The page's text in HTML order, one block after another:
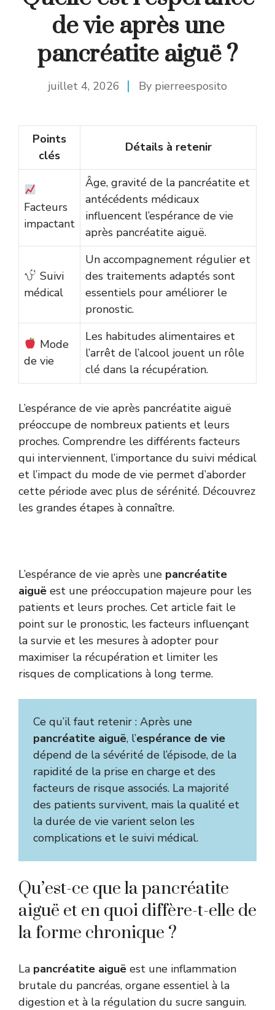
de vie après une
pancréatite aiguë ?
juillet 4, 2026 By pierreesposito
Points
clés
Détails à retenir
Facteurs
impactant
Âge, gravité de la pancréatite et
antécédents médicaux
influencent l’espérance de vie
après pancréatite aiguë.
Suivi
médical
Un accompagnement régulier et
des traitements adaptés sont
essentiels pour améliorer le
pronostic.
Mode
de vie
Les habitudes alimentaires et
l’arrêt de l’alcool jouent un rôle
clé dans la récupération.
L’espérance de vie après pancréatite aiguë
préoccupe de nombreux patients et leurs
proches. Comprendre les différents facteurs
qui interviennent, l’importance du suivi médical
et l’impact du mode de vie permet d’aborder
cette période avec plus de sérénité. Découvrez
les grandes étapes à connaître.
L’espérance de vie après une pancréatite
aiguë est une préoccupation majeure pour les
patients et leurs proches. Cet article fait le
point sur le pronostic, les facteurs influençant
la survie et les mesures à adopter pour
maximiser la récupération et limiter les
risques de complications à long terme.
Ce qu’il faut retenir : Après une
pancréatite aiguë, l’espérance de vie
dépend de la sévérité de l’épisode, de la
rapidité de la prise en charge et des
facteurs de risque associés. La majorité
des patients survivent, mais la qualité et
la durée de vie varient selon les
complications et le suivi médical.
Qu’est-ce que la pancréatite
aiguë et en quoi diffère-t-elle de
la forme chronique ?
La pancréatite aiguë est une inflammation
brutale du pancréas, organe essentiel à la
digestion et à la régulation du sucre sanguin.